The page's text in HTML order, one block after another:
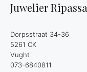
Juwelier Ripassa
Dorpsstraat 34-36
5261 CK
Vught
073-6840811